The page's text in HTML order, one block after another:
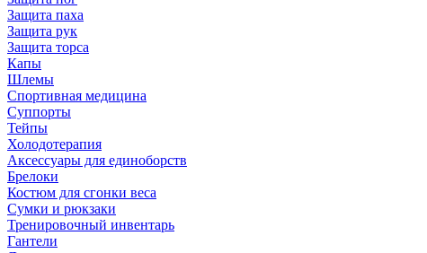
Защита паха
Защита рук
Защита торса
Капы
Шлемы
Спортивная медицина
Суппорты
Тейпы
Холодотерапия
Аксессуары для единоборств
Брелоки
Костюм для сгонки веса
Сумки и рюкзаки
Тренировочный инвентарь
Гантели